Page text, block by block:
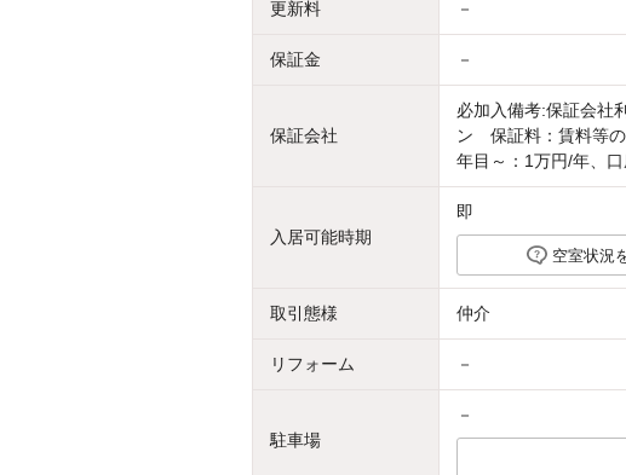
更新料 －
保証金 －
保証会社
必加入備考:保証会社
ン 保証料：賃料等
年目～：1万円/年、
入居可能時期
即
空室状況
取引態様 仲介
リフォーム －
駐車場
－